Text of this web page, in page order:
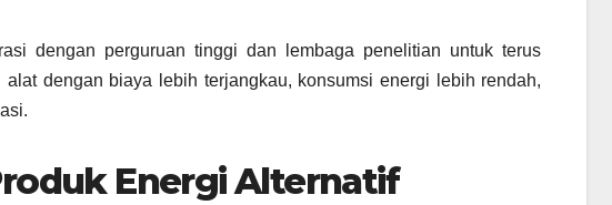
dengan perguruan tinggi dan lembaga penelitian untuk terus
dengan biaya lebih terjangkau, konsumsi energi lebih rendah,
Energi Alternatif